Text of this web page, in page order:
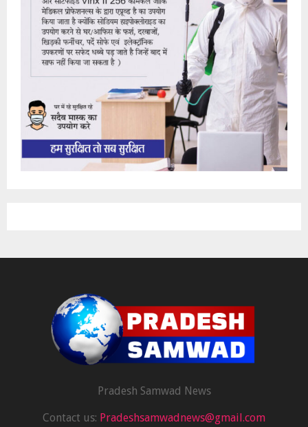
Pradesh Samwad News
Contact us: Pradeshsamwadnews@gmail.com